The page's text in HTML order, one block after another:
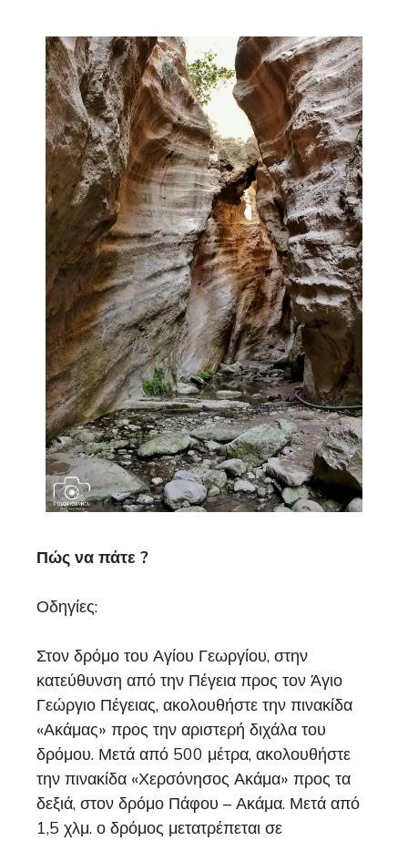
Πώς να πάτε ?
Οδηγίες:
Στον δρόμο του Αγίου Γεωργίου, στην
κατεύθυνση από την Πέγεια προς τον Άγιο
Γεώργιο Πέγειας, ακολουθήστε την πινακίδα
«Ακάμας» προς την αριστερή διχάλα του
δρόμου. Μετά από 500 μέτρα, ακολουθήστε
την πινακίδα «Χερσόνησος Ακάμα» προς τα
δεξιά, στον δρόμο Πάφου – Ακάμα. Μετά από
1,5 χλμ. ο δρόμος μετατρέπεται σε